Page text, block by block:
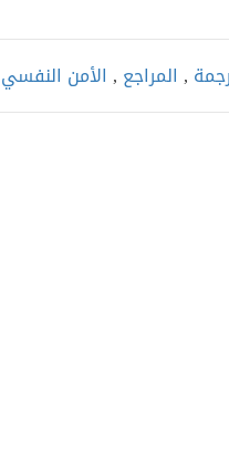
, المراجع , الأمن النفسي